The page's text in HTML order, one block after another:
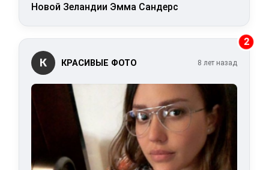
Новой Зеландии Эмма Сандерс
2
К КРАСИВЫЕ ФОТО 8 лет назад